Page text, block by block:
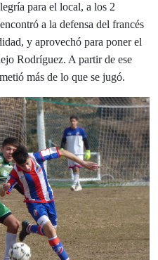
para el local, a los 2
a la defensa del francés
y aprovechó para poner el
Rodríguez. A partir de ese
más de lo que se jugó.